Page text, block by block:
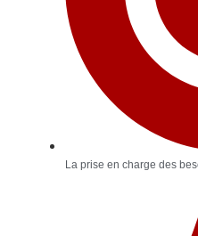
La prise en charge des